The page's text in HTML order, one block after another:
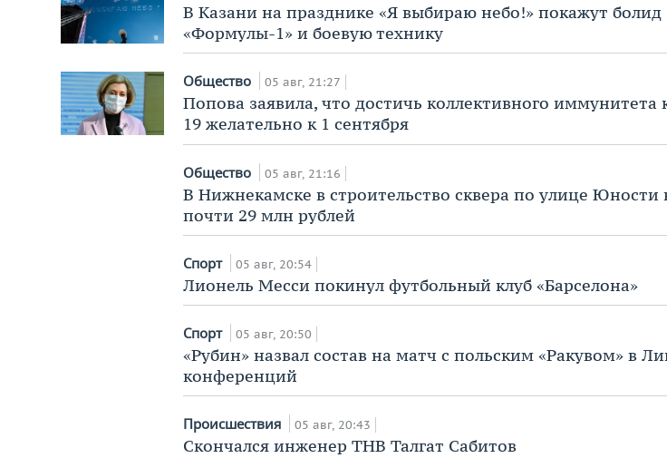
В Казани на празднике «Я выбираю небо!» покажут болид
«Формулы-1» и боевую технику
Общество 05 авг, 21:27
Попова заявила, что достичь коллективного иммунитета
19 желательно к 1 сентября
Общество 05 авг, 21:16
В Нижнекамске в строительство сквера по улице Юности
почти 29 млн рублей
Спорт 05 авг, 20:54
Лионель Месси покинул футбольный клуб «Барселона»
Спорт 05 авг, 20:50
«Рубин» назвал состав на матч с польским «Ракувом» в
конференций
Происшествия 05 авг, 20:43
Скончался инженер ТНВ Талгат Сабитов